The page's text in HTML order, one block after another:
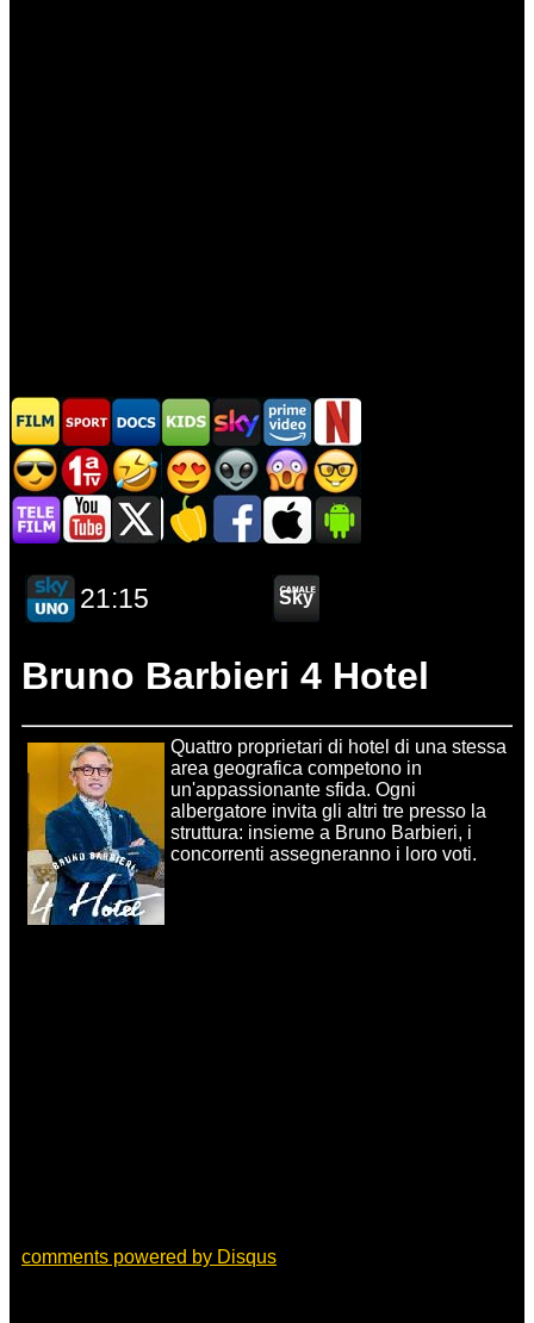
Bruno Barbieri 4 Hotel
Quattro proprietari di hotel di una stessa
area geografica competono in
un'appassionante sfida. Ogni
albergatore invita gli altri tre presso la
struttura: insieme a Bruno Barbieri, i
concorrenti assegneranno i loro voti.
comments powered by Disqus